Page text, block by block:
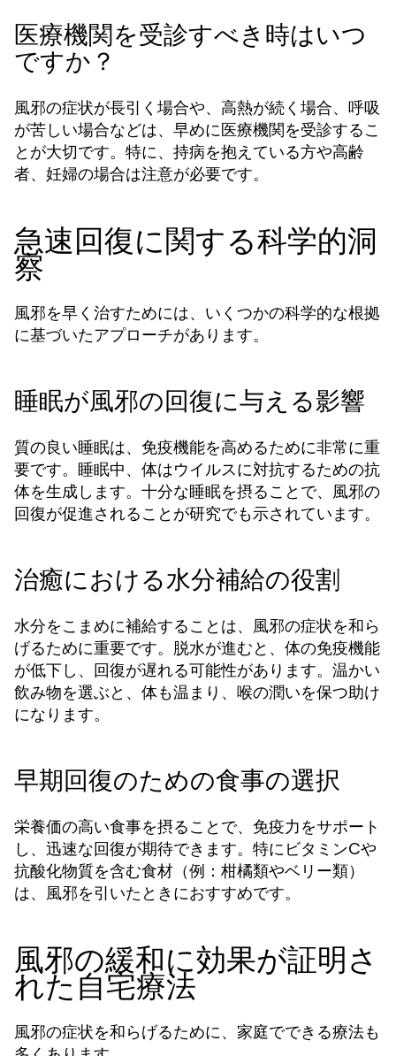
医療機関を受診すべき時はいつ
ですか？
風邪の症状が長引く場合や、高熱が続く場合、呼吸
が苦しい場合などは、早めに医療機関を受診するこ
とが大切です。特に、持病を抱えている方や高齢
者、妊婦の場合は注意が必要です。
急速回復に関する科学的洞
察
風邪を早く治すためには、いくつかの科学的な根拠
に基づいたアプローチがあります。
睡眠が風邪の回復に与える影響
質の良い睡眠は、免疫機能を高めるために非常に重
要です。睡眠中、体はウイルスに対抗するための抗
体を生成します。十分な睡眠を摂ることで、風邪の
回復が促進されることが研究でも示されています。
治癒における水分補給の役割
水分をこまめに補給することは、風邪の症状を和ら
げるために重要です。脱水が進むと、体の免疫機能
が低下し、回復が遅れる可能性があります。温かい
飲み物を選ぶと、体も温まり、喉の潤いを保つ助け
になります。
早期回復のための食事の選択
栄養価の高い食事を摂ることで、免疫力をサポート
し、迅速な回復が期待できます。特にビタミンCや
抗酸化物質を含む食材（例：柑橘類やベリー類）
は、風邪を引いたときにおすすめです。
風邪の緩和に効果が証明さ
れた自宅療法
風邪の症状を和らげるために、家庭でできる療法も